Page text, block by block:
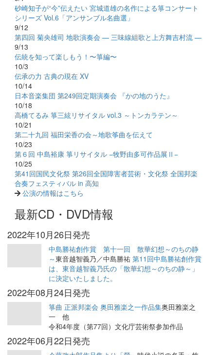
砂崎知子が“今”伝えたい 宮城道雄の名作による箏コンサート
シリーズ Vol.6「アンサンブル名曲選」
9/12
第四回 菊央雄司 地歌演奏会 — 三味線組歌と上方舞吉村流 —
9/13
伝統を知って楽しもう！〜箏編〜
10/3
伝承の力 古典の現在 XV
10/14
日本音楽集団 第249回定期演奏会 『かの地のうた』
10/18
高橋てるみ 箏三絃リサイタル vol.3 ～トンカラテン～
10/21
第二十九回 福田栄香の会～地歌筝曲を伝えて
10/23
第６回 中島裕康 箏リサイタル −牧野由多可作品展Ⅱ−
10/25
第41回国民文化祭 第26回全国障害者芸術・文化祭 全国邦楽
合奏フェスティバル in 高知
公演の情報はこちら
最新CD・DVD情報
2022年10月26日発売
中島勝祐創作賞 第十一回 散華幻想～のちの静
～東音越智義乃／中島勝祐 第11回中島勝祐創作賞
は、東音越智義乃氏の「散華幻想～のちの静～」
に決定いたしました。
2022年08月24日発売
箏曲 正派邦楽会 奥田雅楽之一作品集奥田雅楽之
一 他
令和4年度（第77回）文化庁芸術祭参加作品
2022年06月22日発売